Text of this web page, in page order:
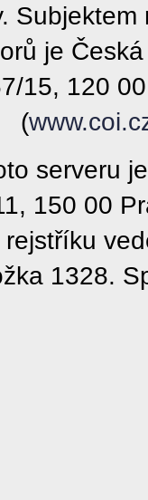
je
15, 120
(
serveru
150 00
1328.